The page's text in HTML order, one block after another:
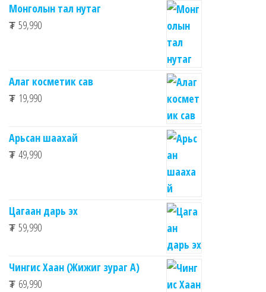
Монголын тал нутаг
₮ 59,990
Алаг косметик сав
₮ 19,990
Арьсан шаахай
₮ 49,990
Цагаан дарь эх
₮ 59,990
Чингис Хаан (Жижиг зураг А)
₮ 69,990